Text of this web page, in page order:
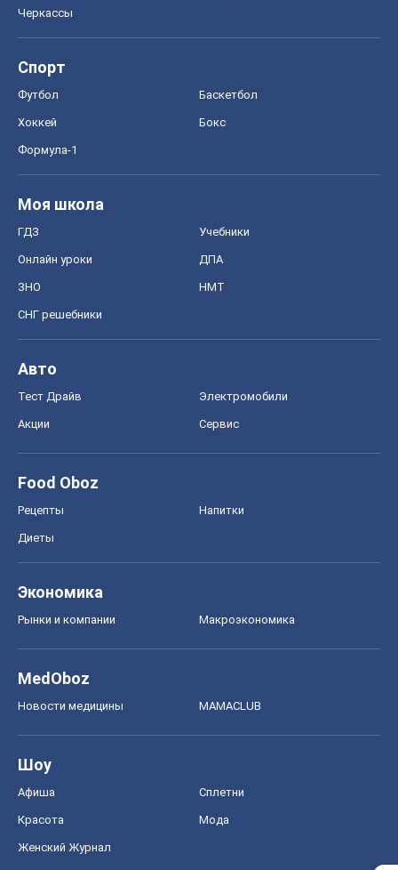
Черкассы
Спорт
Футбол Баскетбол
Хоккей Бокс
Формула-1
Моя школа
ГДЗ Учебники
Онлайн уроки ДПА
ЗНО НМТ
СНГ решебники
Авто
Тест Драйв Электромобили
Акции Сервис
Food Oboz
Рецепты Напитки
Диеты
Экономика
Рынки и компании Mакроэкономика
MedOboz
Новости медицины MAMACLUB
Шоу
Афиша Сплетни
Красота Мода
Женский Журнал